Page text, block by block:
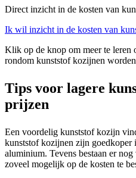
Direct inzicht in de kosten van
Ik wil inzicht in de kosten van
Klik op de knop om meer te leren
rondom kunststof kozijnen
Tips voor lagere
prijzen
Een voordelig kunststof kozijn
kunststof kozijnen zijn goedkoper
aluminium. Tevens bestaan er
zoveel mogelijk op de kosten te